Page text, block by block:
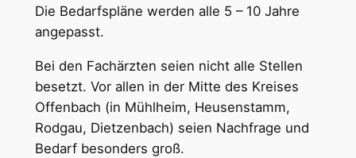
Die Bedarfspläne werden alle 5 – 10 Jahre
angepasst.
Bei den Fachärzten seien nicht alle Stellen
besetzt. Vor allen in der Mitte des Kreises
Offenbach (in Mühlheim, Heusenstamm,
Rodgau, Dietzenbach) seien Nachfrage und
Bedarf besonders groß.